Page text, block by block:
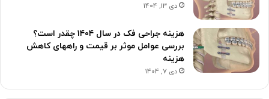
دی 13, 1404
هزینه جراحی فک در سال ۱۴۰۴ چقدر است؟
بررسی عوامل موثر بر قیمت و راههای کاهش
هزینه
دی 7, 1404